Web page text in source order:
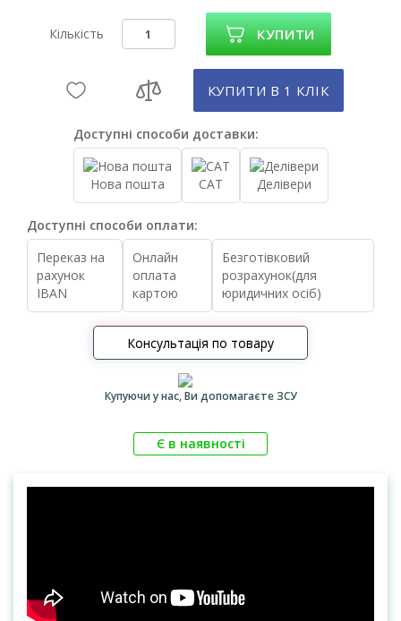
Кількість КУПИТИ
КУПИТИ В 1 КЛIК
Доступні способи доставки:
Нова пошта САТ Делівери
Доступні способи оплати:
Переказ на
рахунок
IBAN
Онлайн
оплата
картою
Безготівковий
розрахунок(для
юридичних осіб)
Консультація по товару
Купуючи у нас, Ви допомагаєте ЗСУ
Є в наявності